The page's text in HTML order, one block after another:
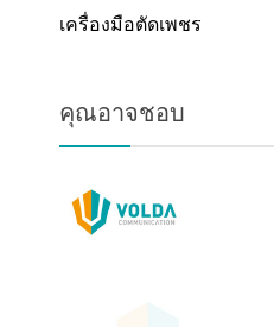
เครื่องมือตัดเพชร
คุณอาจชอบ